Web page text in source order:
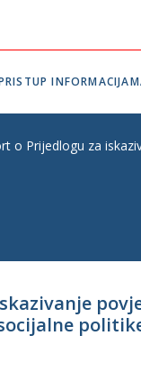
o Prijedlogu za